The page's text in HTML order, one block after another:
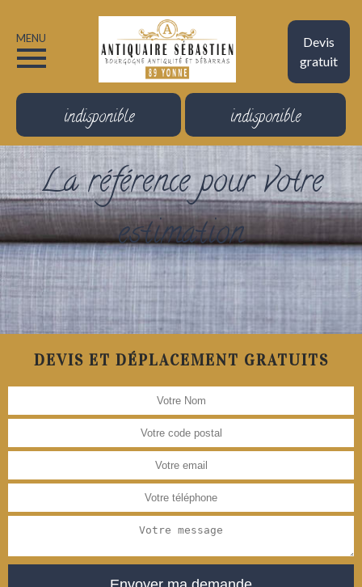
Devis
gratuit
MENU
indisponible indisponible
La référence pour votre
estimation
DEVIS ET DÉPLACEMENT GRATUITS